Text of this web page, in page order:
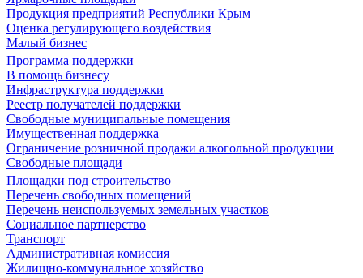
Продукция предприятий Республики Крым
Оценка регулирующего воздействия
Малый бизнес
Программа поддержки
В помощь бизнесу
Инфраструктура поддержки
Реестр получателей поддержки
Свободные муниципальные помещения
Имущественная поддержка
Ограничение розничной продажи алкогольной продукции
Свободные площади
Площадки под строительство
Перечень свободных помещений
Перечень неиспользуемых земельных участков
Социальное партнерство
Транспорт
Административная комиссия
Жилищно-коммунальное хозяйство